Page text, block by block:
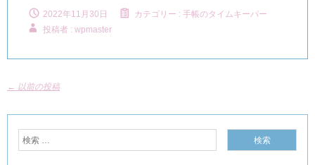
2022年11月30日 カテゴリー : 手帳のタイムキーパー
投稿者 : wpmaster
← 以前の投稿